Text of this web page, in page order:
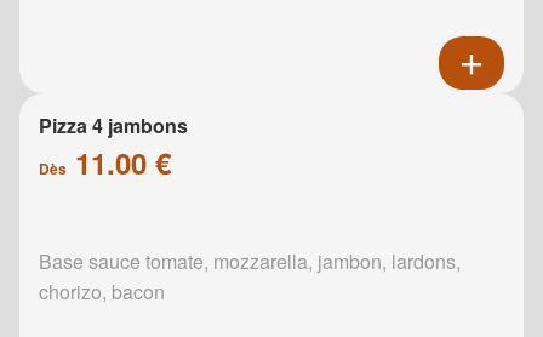
Pizza 4 jambons
Dès 11.00 €
Base sauce tomate, mozzarella, jambon, lardons,
chorizo, bacon